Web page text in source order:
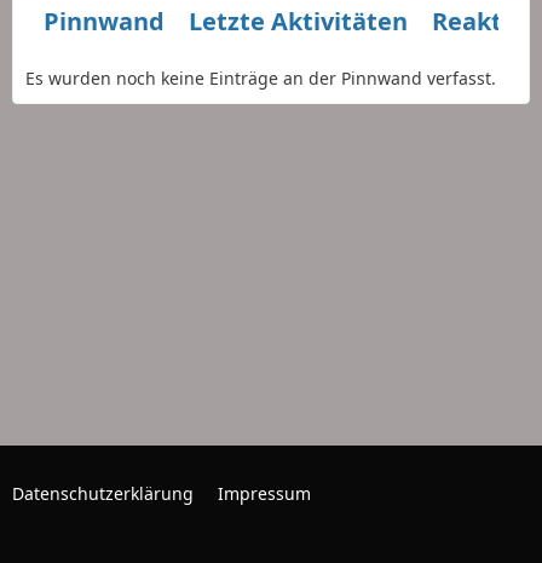
Pinnwand Letzte Aktivitäten
Es wurden noch keine Einträge an der Pinnwand verfasst.
Datenschutzerklärung Impressum